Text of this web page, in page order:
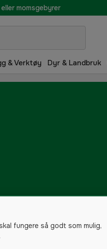
momsgebyrer
& Verktøy Dyr & Landbruk
fungere så godt som mulig,